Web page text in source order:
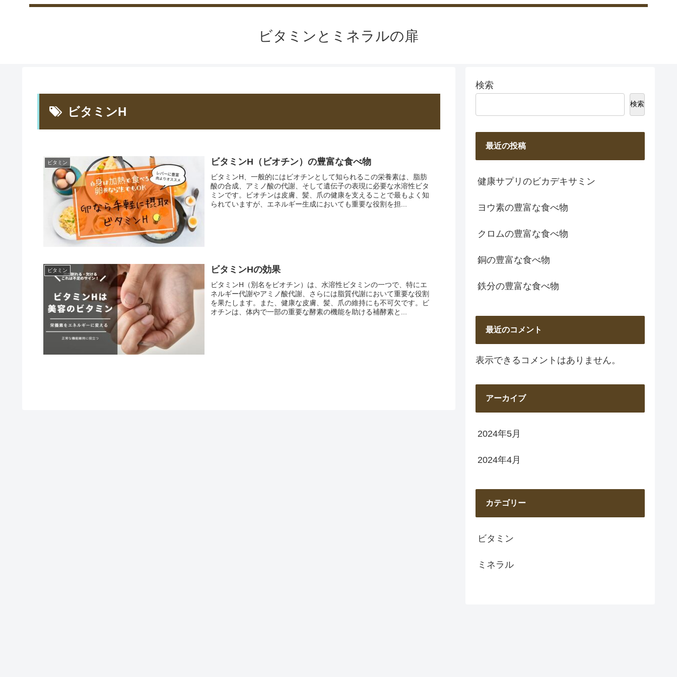
ビタミンとミネラルの扉
ビタミンH
ビタミン ビタミンH（ビオチン）の豊富な食べ物
ビタミンH、一般的にはビオチンとして知られるこの栄養素は、脂肪
酸の合成、アミノ酸の代謝、そして遺伝子の表現に必要な水溶性ビタ
ミンです。ビオチンは皮膚、髪、爪の健康を支えることで最もよく知
られていますが、エネルギー生成においても重要な役割を担...
ビタミン ビタミンHの効果
ビタミンH（別名をビオチン）は、水溶性ビタミンの一つで、特にエ
ネルギー代謝やアミノ酸代謝、さらには脂質代謝において重要な役割
を果たします。また、健康な皮膚、髪、爪の維持にも不可欠です。ビ
オチンは、体内で一部の重要な酵素の機能を助ける補酵素と...
検索
検索
最近の投稿
健康サプリのビカデキサミン
ヨウ素の豊富な食べ物
クロムの豊富な食べ物
銅の豊富な食べ物
鉄分の豊富な食べ物
最近のコメント
表示できるコメントはありません。
アーカイブ
2024年5月
2024年4月
カテゴリー
ビタミン
ミネラル